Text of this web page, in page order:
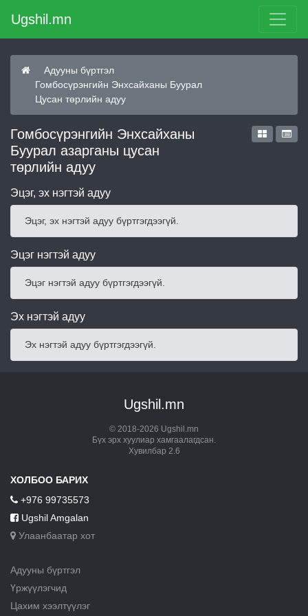
Ugshil.mn
Адууны бүртгэл
Гомбосүрэнгийн Энхсайханы Буурал
Цусан төрлийн адуу
Гомбосүрэнгийн Энхсайханы
Буурал азарганы цусан
төрлийн адуу
Эцэг, эх нэгтэй адуу
Эцэг, эх нэгтэй адуу бүртгэгдээгүй.
Эцэг нэгтэй адуу
Эцэг нэгтэй адуу бүртгэгдээгүй.
Эх нэгтэй адуу
Эх нэгтэй адуу бүртгэгдээгүй.
Ugshil.mn
© 2018-2026 Ugshil.mn
Бүх эрх хуулиар хамгаалагдсан.
Хувилбар 2.6
ХОЛБОО БАРИХ
+976 99735573
Ugshil Amgalan
Улаанбаатар хот
Адууны бүртгэл
Үржүүлэгчид
Цахим хээлтүүлэг